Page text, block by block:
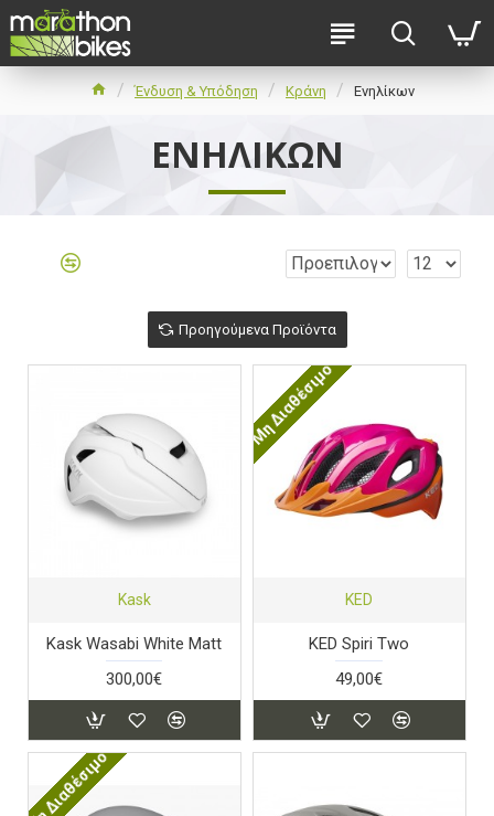
Ένδυση & Υπόδηση Κράνη Ενηλίκων
ΕΝΗΛΊΚΩΝ
Προηγούμενα Προϊόντα
Kask
Kask Wasabi White Matt
300,00€
Μη Διαθέσιμο
KED
KED Spiri Two
49,00€
Μη Διαθέσιμο